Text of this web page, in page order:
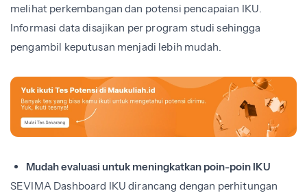
melihat perkembangan dan potensi pencapaian IKU.
Informasi data disajikan per program studi sehingga
pengambil keputusan menjadi lebih mudah.
Mudah evaluasi untuk meningkatkan poin-poin IKU
SEVIMA Dashboard IKU dirancang dengan perhitungan